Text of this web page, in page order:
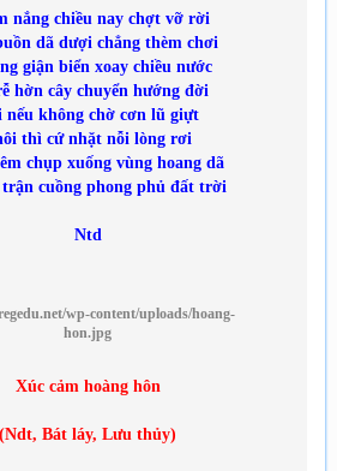
nắng chiều nay chợt vỡ rời
dã dượi chẳng thèm chơi
giận biển xoay chiều nước
hờn cây chuyển hướng đời
nếu không chờ cơn lũ giựt
thì cứ nhặt nỗi lòng rơi
chụp xuống vùng hoang dã
cuồng phong phủ đất trời
Ntd
Xúc cảm hoàng hôn
(Ndt, Bát láy, Lưu thủy)